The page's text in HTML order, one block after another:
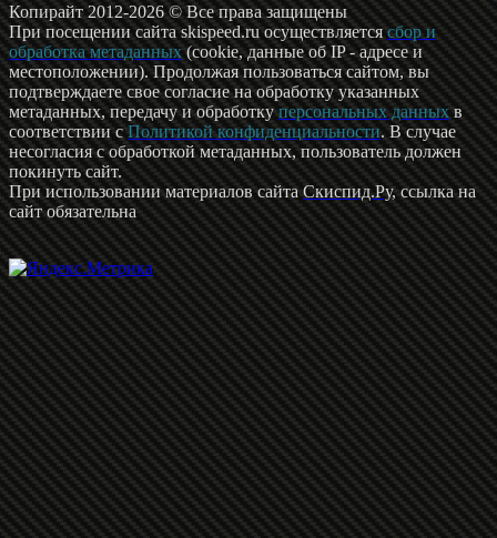
Копирайт 2012-2026 © Все права защищены
При посещении сайта skispeed.ru осуществляетсясбор и
обработка метаданных(cookie, данные об IP - адресе и
местоположении). Продолжая пользоваться сайтом, вы
подтверждаете свое согласие на обработку указанных
метаданных, передачу и обработкуперсональных данныхв
соответствии сПолитикой конфиденциальности. В случае
несогласия с обработкой метаданных, пользователь должен
покинуть сайт.
При использовании материалов сайтаСкиспид.Ру, ссылка на
сайт обязательна